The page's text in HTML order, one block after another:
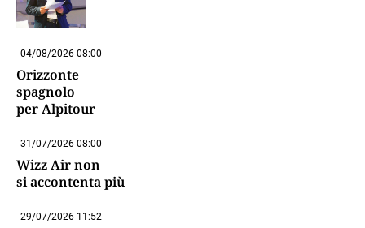
04/08/2026 08:00
Orizzonte
spagnolo
per Alpitour
31/07/2026 08:00
Wizz Air non
si accontenta più
29/07/2026 11:52